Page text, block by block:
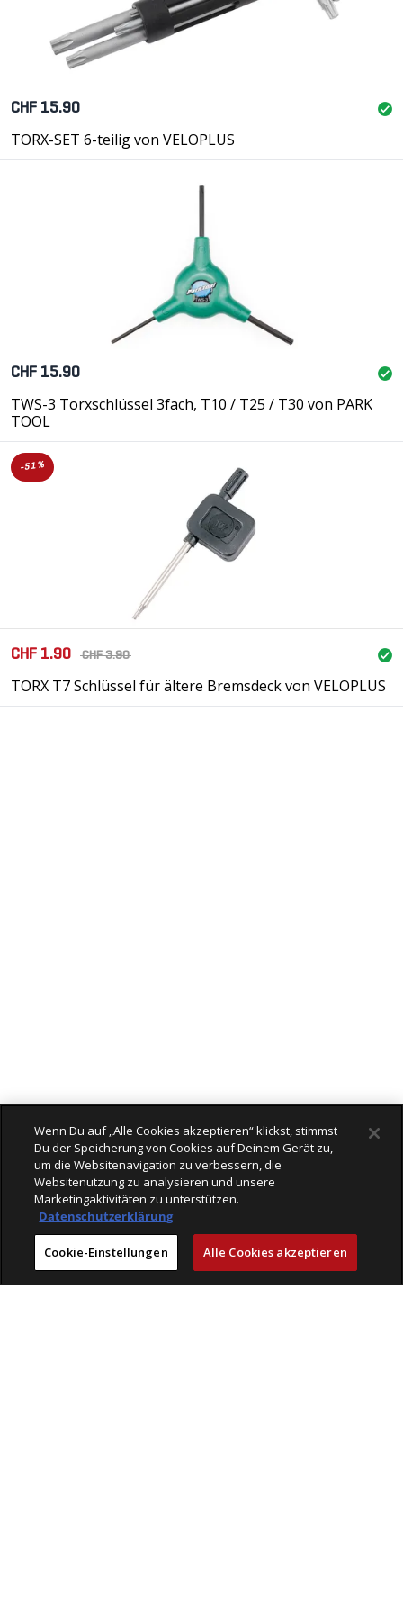
CHF 15.90
TORX-SET 6-teilig von VELOPLUS
CHF 15.90
TWS-3 Torxschlüssel 3fach, T10 / T25 / T30 von PARK
TOOL
-51%
CHF 1.90 CHF 3.90
TORX T7 Schlüssel für ältere Bremsdeck von VELOPLUS
Läden
Mit Freude einkaufen bei Veloplus
Geprüfte Leistungen
Beratung & Service
Wenn Du auf „Alle Cookies akzeptieren“ klickst, stimmst
Du der Speicherung von Cookies auf Deinem Gerät zu,
um die Websitenavigation zu verbessern, die
Websitenutzung zu analysieren und unsere
Marketingaktivitäten zu unterstützen.
Datenschutzerklärung
Cookie-Einstellungen Alle Cookies akzeptieren